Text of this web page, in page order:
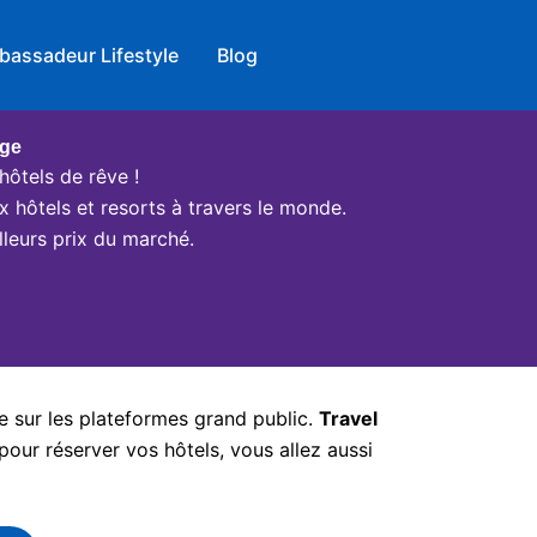
Lifestyle Blog
de rêve !
hôtels et resorts à travers le monde.
prix du marché.
sur les plateformes grand public. Travel
réserver vos hôtels, vous allez aussi